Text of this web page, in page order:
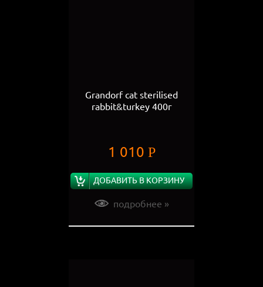
Grandorf cat sterilised
rabbit&turkey 400г
1 010 Р
ДОБАВИТЬ В КОРЗИНУ
подробнее »